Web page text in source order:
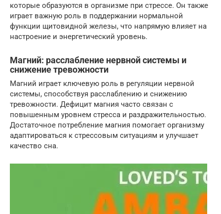
которые образуются в организме при стрессе. Он также
играет важную роль в поддержании нормальной
функции щитовидной железы, что напрямую влияет на
настроение и энергетический уровень.
Магний: расслабление нервной системы и
снижение тревожности
Магний играет ключевую роль в регуляции нервной
системы, способствуя расслаблению и снижению
тревожности. Дефицит магния часто связан с
повышенным уровнем стресса и раздражительностью.
Достаточное потребление магния помогает организму
адаптироваться к стрессовым ситуациям и улучшает
качество сна.